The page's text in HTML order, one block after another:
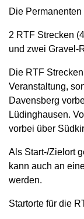
Die
2 RTF Strecken
und zwei Gravel-
Die RTF
Veranstaltung,
Davensberg
Lüdinghausen.
vorbei über
Als Start-/Zielort
kann auch an
werden.
Startorte für die